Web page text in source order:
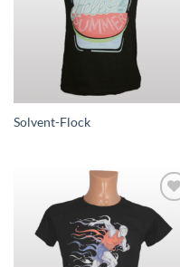
Solvent-Flock
zur
Wunschliste
hinzufügen